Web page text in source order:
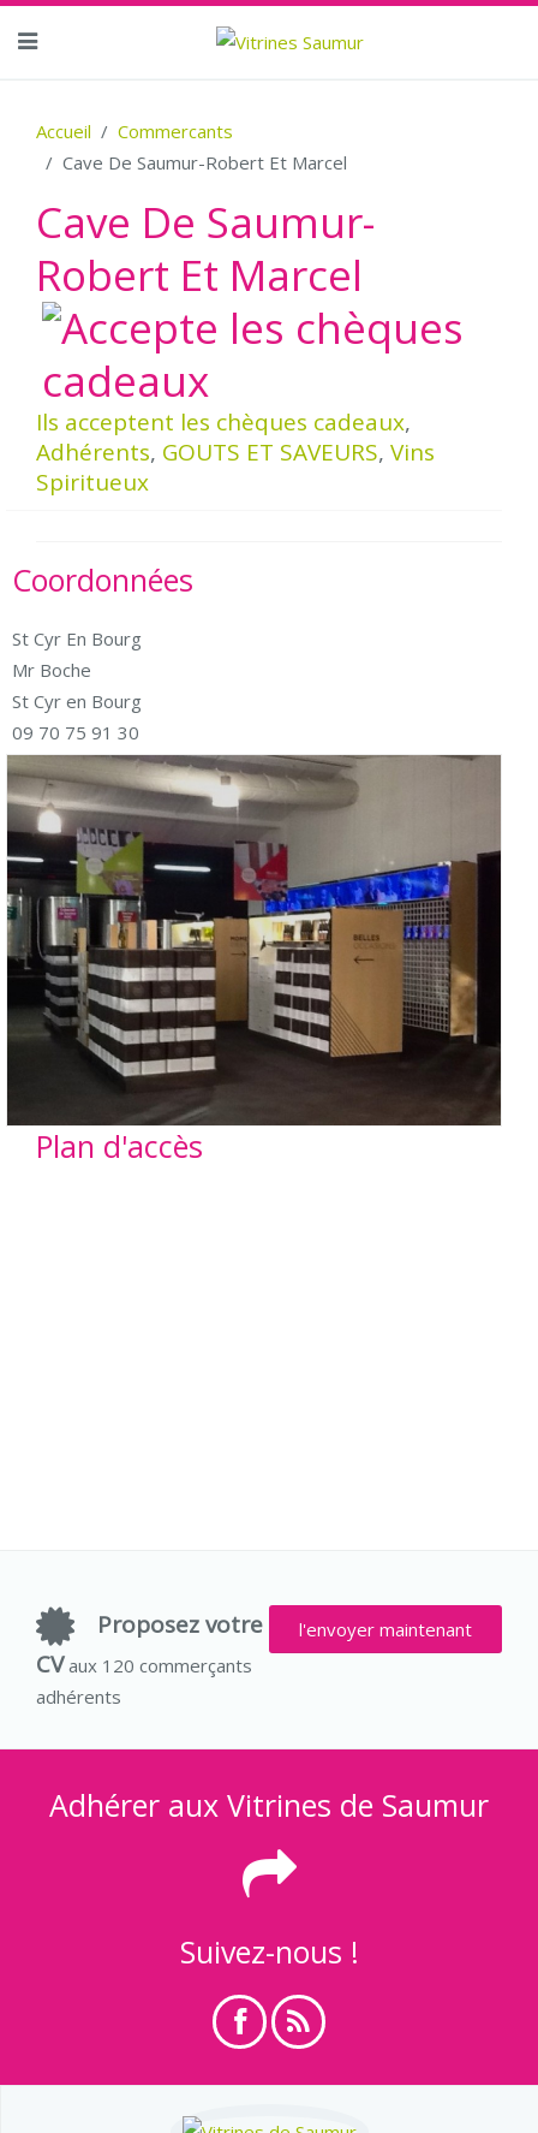
Accueil
Commercants
Cave De Saumur-Robert Et Marcel
Cave De Saumur-
Robert Et Marcel
Ils acceptent les chèques cadeaux,
Adhérents, GOUTS ET SAVEURS, Vins
Spiritueux
Coordonnées
St Cyr En Bourg
Mr Boche
St Cyr en Bourg
09 70 75 91 30
Plan d'accès
l'envoyer maintenant
Proposez votre
CVaux 120 commerçants
adhérents
Adhérer aux Vitrines de Saumur
Suivez-nous !